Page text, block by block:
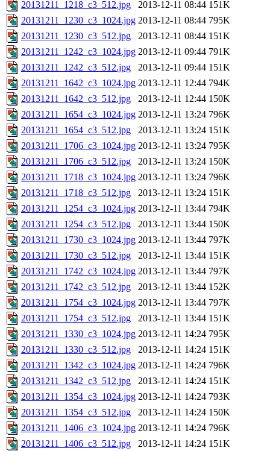
20131211_1218_c3_512.jpg 2013-12-11 08:44 151K
20131211_1230_c3_1024.jpg 2013-12-11 08:44 795K
20131211_1230_c3_512.jpg
2013-12-11 08:44 151K
20131211_1242_c3_1024.jpg 2013-12-11 09:44 791K
20131211_1242_c3_512.jpg
2013-12-11 09:44 151K
20131211_1642_c3_1024.jpg 2013-12-11 12:44 794K
20131211_1642_c3_512.jpg
2013-12-11 12:44 150K
20131211_1654_c3_1024.jpg 2013-12-11 13:24 796K
20131211_1654_c3_512.jpg
2013-12-11 13:24 151K
20131211_1706_c3_1024.jpg 2013-12-11 13:24 795K
20131211_1706_c3_512.jpg
2013-12-11 13:24 150K
20131211_1718_c3_1024.jpg 2013-12-11 13:24 796K
20131211_1718_c3_512.jpg
2013-12-11 13:24 151K
20131211_1254_c3_1024.jpg 2013-12-11 13:44 794K
20131211_1254_c3_512.jpg
2013-12-11 13:44 150K
20131211_1730_c3_1024.jpg 2013-12-11 13:44 797K
20131211_1730_c3_512.jpg
2013-12-11 13:44 151K
20131211_1742_c3_1024.jpg 2013-12-11 13:44 797K
20131211_1742_c3_512.jpg
2013-12-11 13:44 152K
20131211_1754_c3_1024.jpg 2013-12-11 13:44 797K
20131211_1754_c3_512.jpg
2013-12-11 13:44 151K
20131211_1330_c3_1024.jpg 2013-12-11 14:24 795K
20131211_1330_c3_512.jpg
2013-12-11 14:24 151K
20131211_1342_c3_1024.jpg 2013-12-11 14:24 796K
20131211_1342_c3_512.jpg
2013-12-11 14:24 151K
20131211_1354_c3_1024.jpg 2013-12-11 14:24 793K
20131211_1354_c3_512.jpg
2013-12-11 14:24 150K
20131211_1406_c3_1024.jpg 2013-12-11 14:24 796K
20131211_1406_c3_512.jpg
2013-12-11 14:24 151K